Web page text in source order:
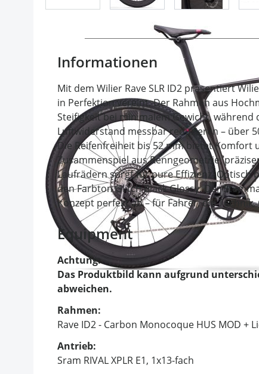
Informationen
Mit dem Wilier Rave SLR ID2 präsentiert
in Perfektion vereint. Der Rahmen aus
Steifigkeit bei minimalem Gewicht,
Luftwiderstand messbar reduzieren – über
Die Reifenfreiheit bis 52 mm bietet Komfort
Zusammenspiel aus Renngeometrie,
Laufrädern sorgt für pure Effizienz. Optisch
den Farbton Glitch Black Glossy. Der
Konzept perfekt ab – für Fahrer, die
Equipment
Achtung:
Das Produktbild kann aufgrund
abweichen.
Rahmen:
Rave ID2 - Carbon Monocoque HUS MOD +
Antrieb:
Sram RIVAL XPLR E1, 1x13-fach